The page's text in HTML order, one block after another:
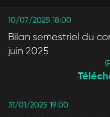
10/07/2025 18:00
Bilan semestriel du
juin 2025
31/01/2025 19:00